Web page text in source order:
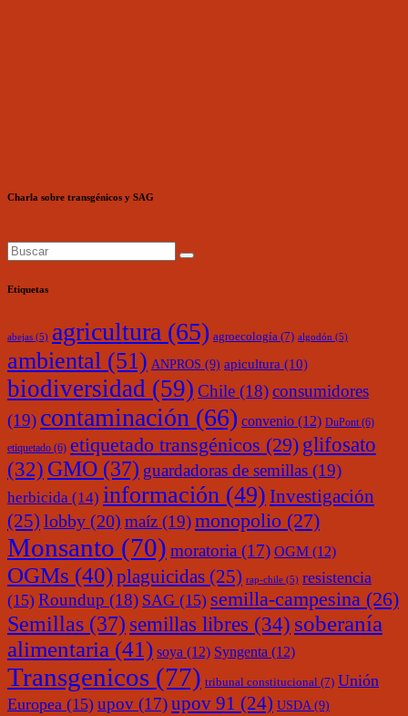
Charla sobre transgénicos y SAG
Etiquetas
abejas (5) agricultura (65) agroecología (7) algodón (5)
ambiental (51) ANPROS (9) apicultura (10)
biodiversidad (59) Chile (18)consumidores
(19) contaminación (66) convenio (12) DuPont (6)
etiquetado (6) etiquetado transgénicos (29) glifosato
(32) GMO (37) guardadoras de semillas (19)
herbicida (14) información (49) Investigación
(25) lobby (20) maíz (19)monopolio (27)
Monsanto (70) moratoria (17) OGM (12)
OGMs (40)plaguicidas (25) rap-chile (5) resistencia
(15) Roundup (18) SAG (15) semilla-campesina (26)
Semillas (37) semillas libres (34) soberanía
alimentaria (41) soya (12) Syngenta (12)
Transgenicos (77) tribunal constitucional (7) Unión
Europea (15) upov (17)upov 91 (24) USDA (9)